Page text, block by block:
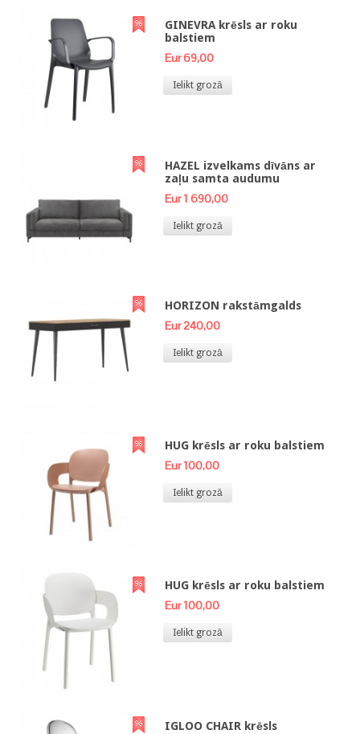
GINEVRA krēsls ar roku
balstiem
Eur 69,00
Ielikt grozā
HAZEL izvelkams dīvāns ar
zaļu samta audumu
Eur 1 690,00
Ielikt grozā
HORIZON rakstāmgalds
Eur 240,00
Ielikt grozā
HUG krēsls ar roku balstiem
Eur 100,00
Ielikt grozā
HUG krēsls ar roku balstiem
Eur 100,00
Ielikt grozā
IGLOO CHAIR krēsls